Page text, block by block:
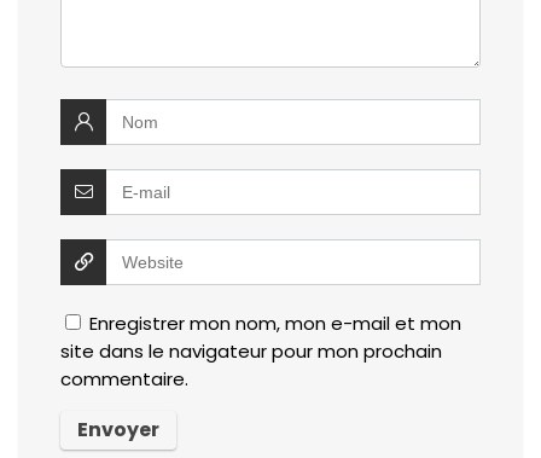
Enregistrer mon nom, mon e-mail et mon
site dans le navigateur pour mon prochain
commentaire.